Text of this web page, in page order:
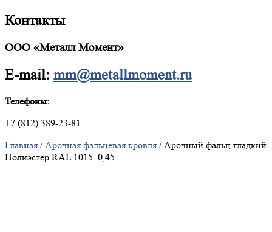
Контакты
ООО «Металл Момент»
E-mail: mm@metallmoment.ru
Телефоны:
+7 (812) 389-23-81
Главная /Арочная фальцевая кровля / Арочный фальц гладкий
Полиэстер RAL 1015. 0,45